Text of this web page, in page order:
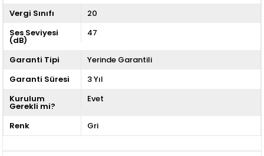
Vergi Sınıfı
20
Ses Seviyesi
(dB)
47
Garanti Tipi
Yerinde Garantili
Garanti Süresi
3 Yıl
Kurulum
Gerekli mi?
Evet
Renk Gri